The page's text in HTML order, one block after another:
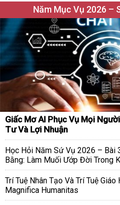
Năm Mục Vụ 2026 –
Giấc Mơ AI Phục Vụ Mọi
Tư Và Lợi Nhuận
Học Hỏi Năm Sứ Vụ 2026 – Bài
Bằng: Làm Muối Ướp Đời Trong
Trí Tuệ Nhân Tạo Và Trí Tuệ
Magnifica Humanitas